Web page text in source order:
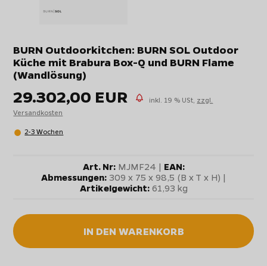
BURN Outdoorkitchen: BURN SOL Outdoor
Küche mit Brabura Box-Q und BURN Flame
(Wandlösung)
29.302,00 EUR inkl. 19 % USt, zzgl.
Versandkosten
2-3 Wochen
Art. Nr:MJMF24 | EAN:
Abmessungen: 309 x 75 x 98,5 (B x T x H) |
Artikelgewicht:61,93 kg
IN DEN WARENKORB